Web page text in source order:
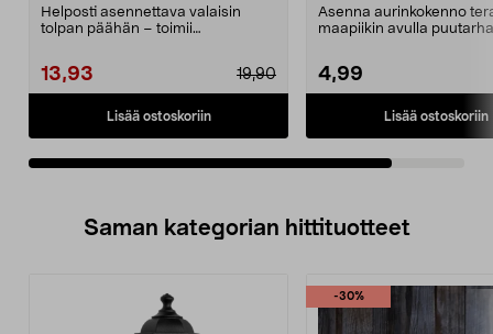
9,5 cm
Helposti asennettava valaisin
tolpan päähän – toimii
19,90
13,93
Lisää ostoskoriin
Asenna aurinkokenno
maapiikin avulla
4,99
Lisää ostoskoriin
Saman kategorian hittituotteet
-30%